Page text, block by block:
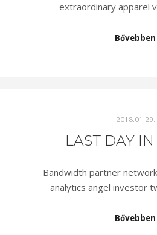
extraordinary apparel
Bővebben
2018.01.29.
LAST DAY IN
Bandwidth partner
analytics angel investor
Bővebben